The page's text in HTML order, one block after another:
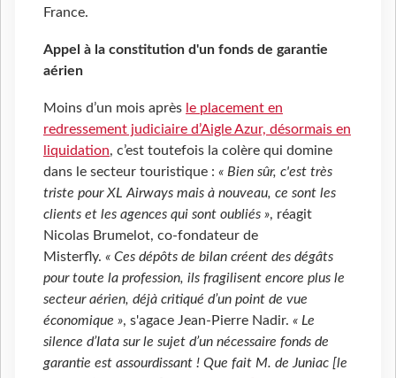
France.
Appel à la constitution d'un fonds de garantie
aérien
Moins d’un mois après le placement en
redressement judiciaire d’Aigle Azur, désormais en
liquidation, c’est toutefois la colère qui domine
dans le secteur touristique : « Bien sûr, c'est très
triste pour XL Airways mais à nouveau, ce sont les
clients et les agences qui sont oubliés », réagit
Nicolas Brumelot, co-fondateur de
Misterfly. « Ces dépôts de bilan créent des dégâts
pour toute la profession, ils fragilisent encore plus le
secteur aérien, déjà critiqué d’un point de vue
économique », s'agace Jean-Pierre Nadir. « Le
silence d’Iata sur le sujet d’un nécessaire fonds de
garantie est assourdissant ! Que fait M. de Juniac [le